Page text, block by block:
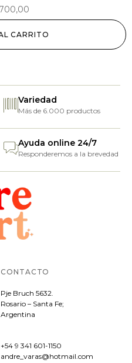
CARRITO
Variedad
Más de 6.000 productos
Ayuda online 24/7
Responderemos a la brevedad
CONTACTO
Pje Bruch 5632.
Rosario – Santa Fe;
Argentina
+54 9 341 601-1150
andre_varas@hotmail.com